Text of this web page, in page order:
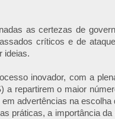
as certezas de
críticos e de
ideias.
inovador, com a
a repartirem o maior
advertências na escolha
práticas, a importância